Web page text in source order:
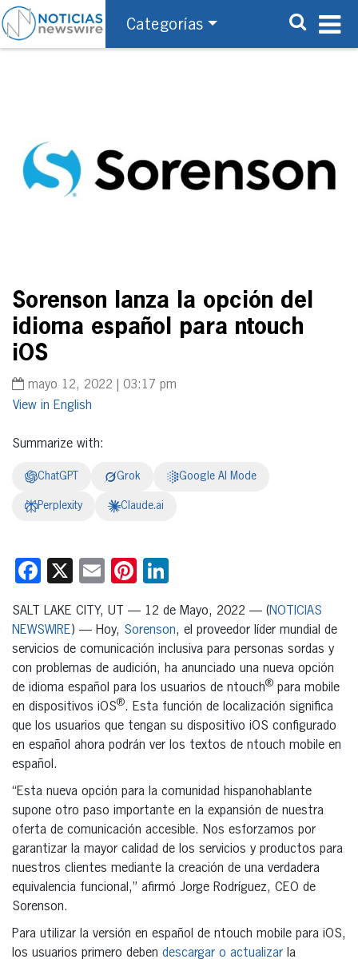
Categorías
Sorenson lanza la opción del
idioma español para ntouch
iOS
mayo 12, 2022 | 03:17 pm
English
Summarize with:
ChatGPT Grok Google AI Mode
Perplexity Claude.ai
Facebook
X EmailPinterest
SALT LAKE CITY, UT — 12 de Mayo, 2022 — (NOTICIAS
NEWSWIRE) — Hoy, Sorenson, el proveedor líder mundial de
servicios de comunicación inclusiva para personas sordas y
con problemas de audición, ha anunciado una nueva opción
de idioma español para los usuarios de ntouch® para mobile
en dispositivos iOS®. Esta función de localización significa
que los usuarios que tengan su dispositivo iOS configurado
en español ahora podrán ver los textos de ntouch mobile en
español.
“Esta nueva opción para la comunidad hispanohablante
supone otro paso importante en la expansión de nuestra
oferta de comunicación accesible. Nos esforzamos por
garantizar la mayor calidad de los servicios y productos para
nuestros clientes mediante la creación de una verdadera
equivalencia funcional,” afirmó Jorge Rodríguez, CEO de
Sorenson.
Para utilizar la versión en español de ntouch mobile para iOS,
los usuarios primero deben descargar o actualizar la